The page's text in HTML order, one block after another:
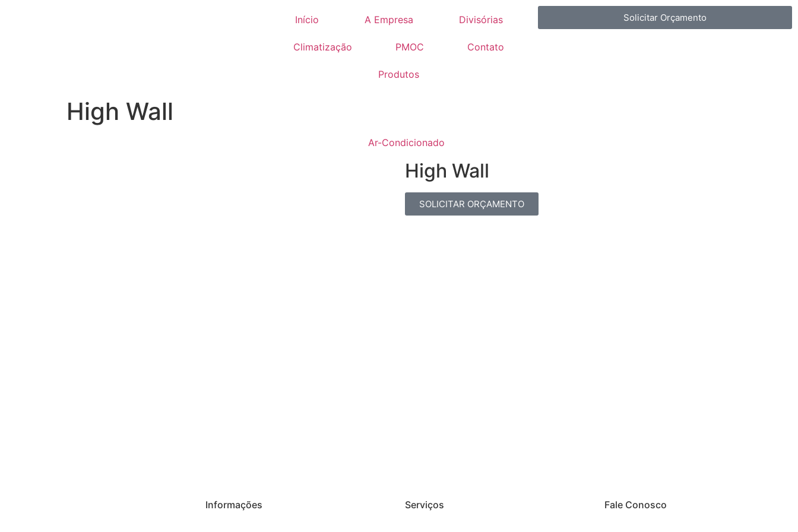
Início A Empresa Divisórias
Climatização PMOC Contato
Produtos
Solicitar Orçamento
High Wall
Ar-Condicionado
High Wall
SOLICITAR ORÇAMENTO
Informações Serviços Fale Conosco